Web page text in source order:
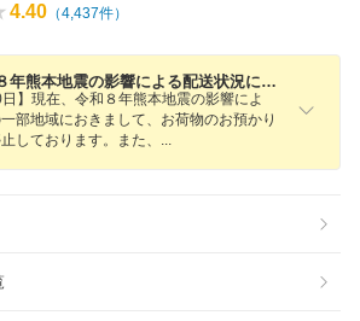
4.40 （4,437件）
※重要※令和８年熊本地震の影響による配送状況について
日】現在、令和８年熊本地震の影響によ
部地域におきまして、お荷物のお預かり
しております。また、